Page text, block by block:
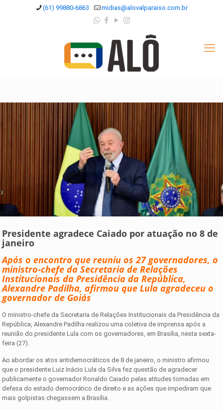
(61) 99880-6863 midias@alovalparaiso.com.br
Presidente agradece Caiado por atuação no 8 de
janeiro
Após o encontro que reuniu os 27 governadores, o
ministro-chefe da Secretaria de Relações
Institucionais da Presidência da República,
Alexandre Padilha, afirmou que Lula agradeceu o
governador de Goiás
O ministro-chefe da Secretaria de Relações Institucionais da Presidência da
República, Alexandre Padilha realizou uma coletiva de imprensa após a
reunião do presidente Lula com os governadores, em Brasília, nesta sexta-
feira (27).
Ao abordar os atos antidemocráticos de 8 de janeiro, o ministro afirmou
que o presidente Luiz Inácio Lula da Silva fez questão de agradecer
publicamente o governador Ronaldo Caiado pelas atitudes tomadas em
defesa do estado democrático de direito e as ações que impediram que
mais golpistas chegassem a Brasília.